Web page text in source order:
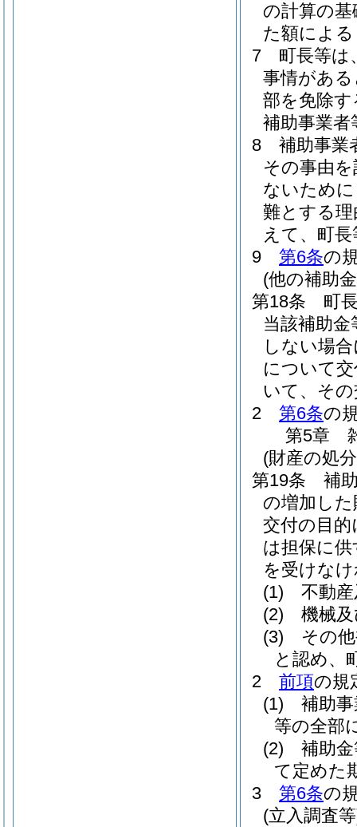
の計算の
た額によ
7
町長等は
事情があ
部を免除
補助事業
8
補助事業
その事由
ないため
難とする
えて、町
9
第6条の
(他の補助
第18条
町
当該補助
しない場
について
いて、そ
2
第6条の
第5章
(財産の処
第19条
補
の増加し
交付の目
は担保に
を受けな
(1)
不動
(2)
機械
(3)
その
と認め、
2
前項の規
(1)
補助
等の全部
(2)
補助
て定めた
3
第6条の
(立入調査